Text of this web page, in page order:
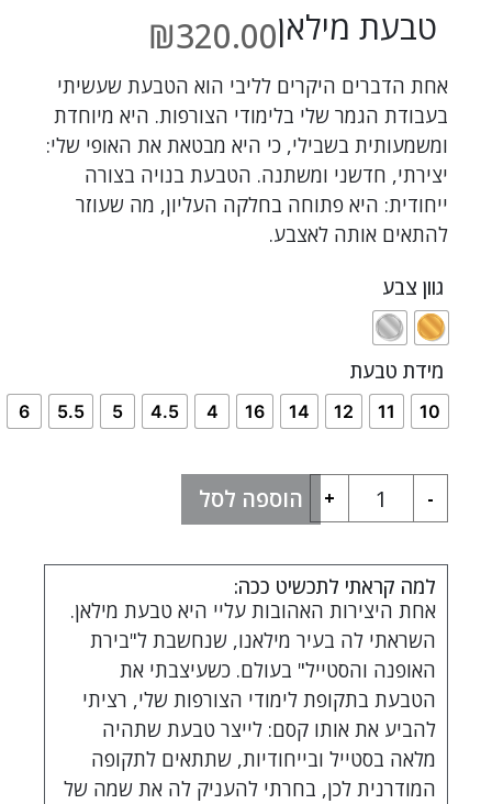
טבעת מילאן ₪320.00
אחת הדברים היקרים לליבי הוא הטבעת שעשיתי
בעבודת הגמר שלי בלימודי הצורפות. היא מיוחדת
ומשמעותית בשבילי, כי היא מבטאת את האופי שלי:
יצירתי, חדשני ומשתנה. הטבעת בנויה בצורה
ייחודית: היא פתוחה בחלקה העליון, מה שעוזר
להתאים אותה לאצבע.
גוון צבע
מידת טבעת
10
11
12
14
16
4
4.5
5
5.5
6
-
+ הוספה לסל
למה קראתי לתכשיט ככה:
אחת היצירות האהובות עליי היא טבעת מילאן.
השראתי לה בעיר מילאנו, שנחשבת ל"בירת
האופנה והסטייל" בעולם. כשעיצבתי את
הטבעת בתקופת לימודי הצורפות שלי, רציתי
להביע את אותו קסם: לייצר טבעת שתהיה
מלאה בסטייל ובייחודיות, שתתאים לתקופה
המודרנית לכן, בחרתי להעניק לה את שמה של